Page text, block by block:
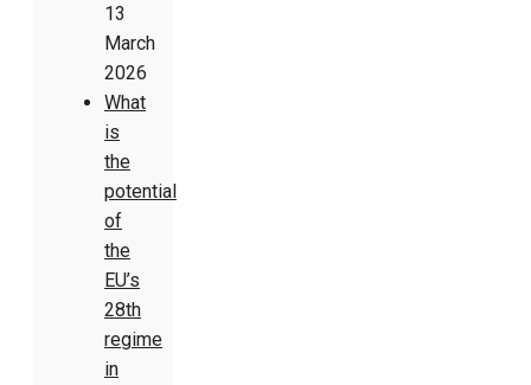
13
March
2026
What
is
the
potential
of
the
EU’s
28th
regime
in